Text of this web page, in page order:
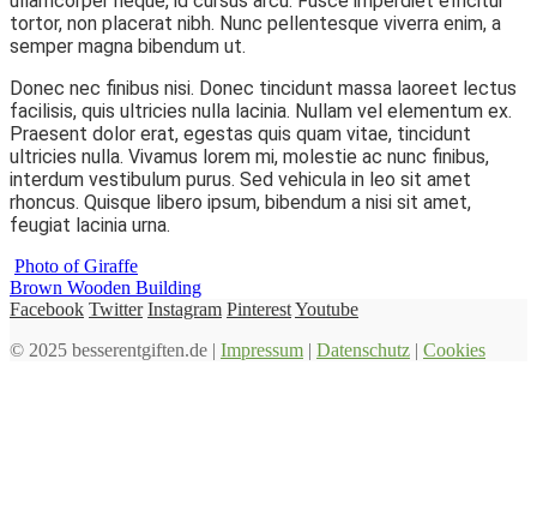
tortor, non placerat nibh. Nunc pellentesque viverra enim, a
semper magna bibendum ut.
Donec nec finibus nisi. Donec tincidunt massa laoreet lectus
facilisis, quis ultricies nulla lacinia. Nullam vel elementum ex.
Praesent dolor erat, egestas quis quam vitae, tincidunt
ultricies nulla. Vivamus lorem mi, molestie ac nunc finibus,
interdum vestibulum purus. Sed vehicula in leo sit amet
rhoncus. Quisque libero ipsum, bibendum a nisi sit amet,
feugiat lacinia urna.
Photo of Giraffe
Brown Wooden Building
Facebook Twitter Instagram PinterestYoutube
© 2025 besserentgiften.de | Impressum | Datenschutz | Cookies